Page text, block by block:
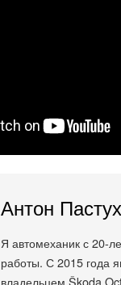
Антон
Я автомеханик с 20-
работы. С 2015 года